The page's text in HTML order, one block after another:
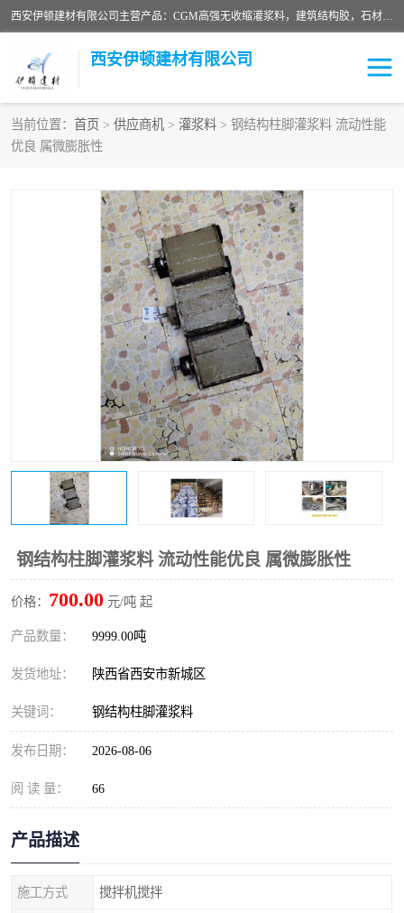
西安伊顿建材有限公司主营产品：CGM高强无收缩灌浆料，建筑结构胶，石材粘合剂，柔性防水材料，环氧修补砂浆等在各个行业得到了客户认可。
西安伊顿建材有限公司
当前位置： 首页 > 供应商机 > 灌浆料 > 钢结构柱脚灌浆料 流动性能
优良 属微膨胀性
钢结构柱脚灌浆料 流动性能优良 属微膨胀性
价格： 700.00 元/吨 起
产品数量： 9999.00吨
发货地址： 陕西省西安市新城区
关键词： 钢结构柱脚灌浆料
发布日期： 2026-08-06
阅 读 量： 66
产品描述
施工方式 搅拌机搅拌
灌浆料
修补砂浆
水泥路面修补材料
沥青冷补料
高延性混凝土 速凝剂
金刚砂
桥梁伸缩缝快速修补料 防静电不发火砂浆
加固砂浆
膨胀剂 混凝土防碳化涂料
融雪剂